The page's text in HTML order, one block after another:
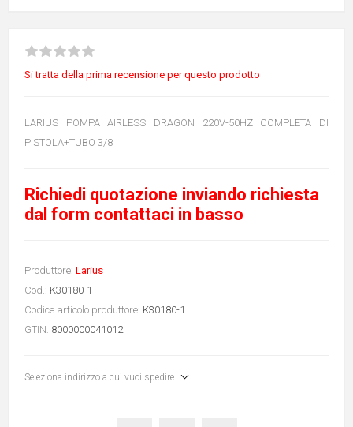
Si tratta della prima recensione per questo prodotto
LARIUS POMPA AIRLESS DRAGON 220V-50HZ COMPLETA DI
PISTOLA+TUBO 3/8
Richiedi quotazione inviando richiesta
dal form contattaci in basso
Produttore: Larius
Cod.: K30180-1
Codice articolo produttore: K30180-1
GTIN: 8000000041012
Seleziona indirizzo a cui vuoi spedire